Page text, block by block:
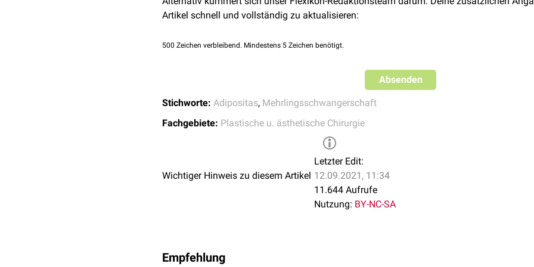
Artikel schnell und vollständig zu aktualisieren:
500 Zeichen verbleibend. Mindestens 5 Zeichen benötigt.
Absenden
Stichworte: Adipositas, Mehrlingsschwangerschaft
Fachgebiete: Plastische u. ästhetische Chirurgie
Wichtiger Hinweis zu diesem Artikel
Letzter Edit:
12.09.2021, 11:34
11.644 Aufrufe
Nutzung: BY-NC-SA
Empfehlung